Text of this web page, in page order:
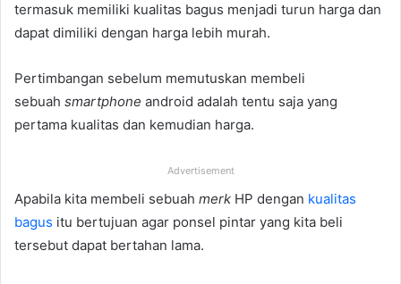
termasuk memiliki kualitas bagus menjadi turun harga dan
dapat dimiliki dengan harga lebih murah.
Pertimbangan sebelum memutuskan membeli
sebuah smartphone android adalah tentu saja yang
pertama kualitas dan kemudian harga.
Advertisement
Apabila kita membeli sebuah merk HP dengan kualitas
bagus itu bertujuan agar ponsel pintar yang kita beli
tersebut dapat bertahan lama.